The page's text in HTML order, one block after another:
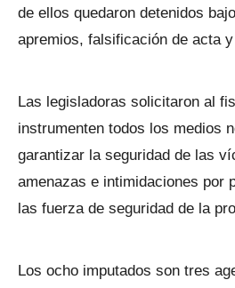
de ellos quedaron detenidos
apremios, falsificación de acta
Las legisladoras solicitaron al
instrumenten todos los medios
garantizar la seguridad de las
amenazas e intimidaciones por
las fuerza de seguridad de la
Los ocho imputados son tres